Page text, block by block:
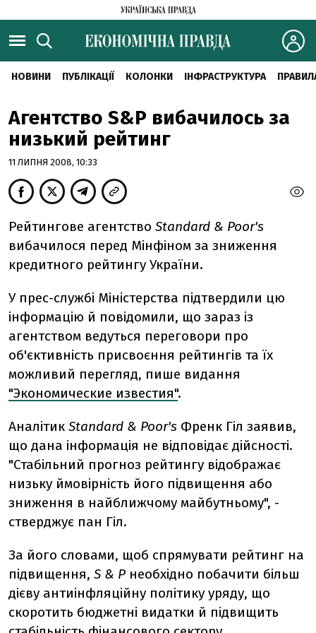
НОВИНИ ПУБЛІКАЦІЇ КОЛОНКИ ІНФРАСТРУКТУРА
Агентство S&P вибачилось за
низький рейтинг
11 ЛИПНЯ 2008, 10:33
Рейтингове агентство Standard & Poor's
вибачилося перед Мінфіном за зниження
кредитного рейтингу України.
У прес-службі Міністерства підтвердили цю
інформацію й повідомили, що зараз із
агентством ведуться переговори про
об'єктивність присвоєння рейтингів та їх
можливий перегляд, пише видання
"Экономические известия".
Аналітик Standard & Poor's Френк Гіл заявив,
що дана інформація не відповідає дійсності.
"Стабільний прогноз рейтингу відображає
низьку ймовірність його підвищення або
зниження в найближчому майбутньому", -
стверджує пан Гіл.
За його словами, щоб спрямувати рейтинг на
підвищення, S & P необхідно побачити більш
дієву антиінфляційну політику уряду, що
скоротить бюджетні видатки й підвищить